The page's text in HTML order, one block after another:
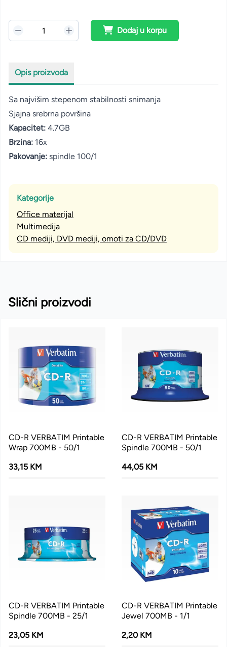
Dodaj u korpu
Opis proizvoda
Sa najvišim stepenom stabilnosti snimanja
Sjajna srebrna površina
Kapacitet: 4.7GB
Brzina: 16x
Pakovanje: spindle 100/1
Kategorije
Office materijal
Multimedija
CD mediji, DVD mediji, omoti za CD/DVD
Slični proizvodi
CD-R VERBATIM Printable
Wrap 700MB - 50/1
33,15 KM
CD-R VERBATIM Printable
Spindle 700MB - 50/1
44,05 KM
CD-R VERBATIM Printable
Spindle 700MB - 25/1
23,05 KM
CD-R VERBATIM Printable
Jewel 700MB - 1/1
2,20 KM